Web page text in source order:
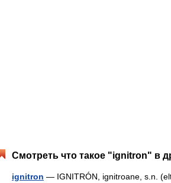
Смотреть что такое "ignitron" в
ignitron — IGNITRÓN, ignitroane, s.n.